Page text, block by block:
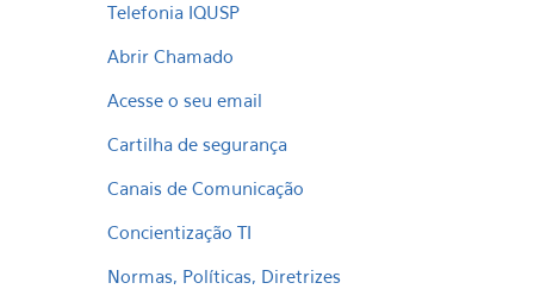
Telefonia IQUSP
Abrir Chamado
Acesse o seu email
Cartilha de segurança
Canais de Comunicação
Concientização TI
Normas, Políticas, Diretrizes